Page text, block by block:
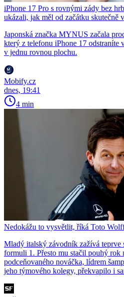
iPhone 17 Pro s rovnými zády bez
ukázali, jak měl od začátku skutečně
Japonská značka MYNUS začala
který z telefonu iPhone 17 odstraníte
v jednu rovnou plochu.
Mobify.cz
dnes, 19:41
4 min
Nedokážu to vysvětlit, říká Toto
Mladý italský závodník zažívá teprve
formuli 1. Přesto mu stačil pouhý rok
podceňovaného nováčka, lídrem
jeho týmového kolegy, překvapilo i